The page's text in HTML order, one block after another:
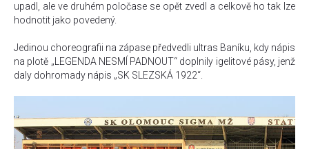
upadl, ale ve druhém poločase se opět zvedl a celkově ho tak lze
hodnotit jako povedený.
Jedinou choreografii na zápase předvedli ultras Baníku, kdy nápis
na plotě „LEGENDA NESMÍ PADNOUT“ doplnily igelitové pásy, jenž
daly dohromady nápis „SK SLEZSKÁ 1922“.